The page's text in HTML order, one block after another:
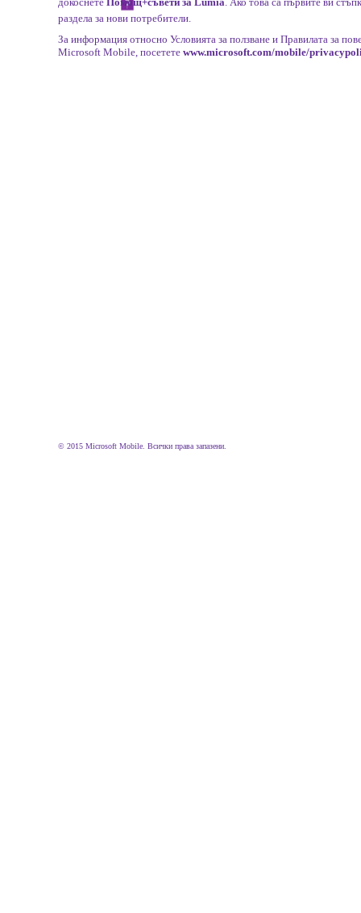
раздела за нови потребители.
За информация относно Условията за ползване и Правилата за
Microsoft Mobile, посетете www.microsoft.com/mobile/
© 2015 Microsoft Mobile. Всички права запазени.